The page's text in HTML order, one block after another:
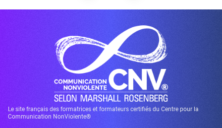
Le site français des formatrices et formateurs certifiés du Centre pour la
Communication NonViolente®